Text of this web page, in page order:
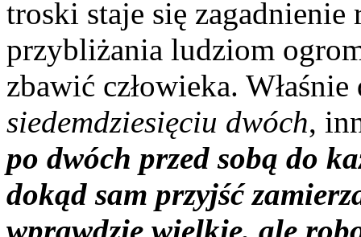
troski staje się zagadnienie
przybliżania ludziom
zbawić człowieka.
siedemdziesięciu dwóch,
po dwóch przed sobą do
dokąd sam przyjść